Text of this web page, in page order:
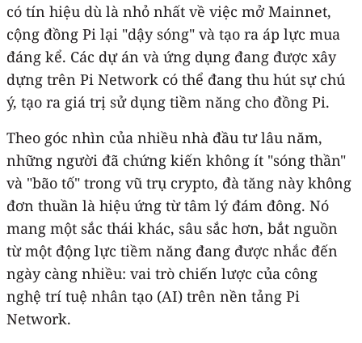
có tín hiệu dù là nhỏ nhất về việc mở Mainnet,
cộng đồng Pi lại "dậy sóng" và tạo ra áp lực mua
đáng kể. Các dự án và ứng dụng đang được xây
dựng trên Pi Network có thể đang thu hút sự chú
ý, tạo ra giá trị sử dụng tiềm năng cho đồng Pi.
Theo góc nhìn của nhiều nhà đầu tư lâu năm,
những người đã chứng kiến không ít "sóng thần"
và "bão tố" trong vũ trụ crypto, đà tăng này không
đơn thuần là hiệu ứng từ tâm lý đám đông. Nó
mang một sắc thái khác, sâu sắc hơn, bắt nguồn
từ một động lực tiềm năng đang được nhắc đến
ngày càng nhiều: vai trò chiến lược của công
nghệ trí tuệ nhân tạo (AI) trên nền tảng Pi
Network.